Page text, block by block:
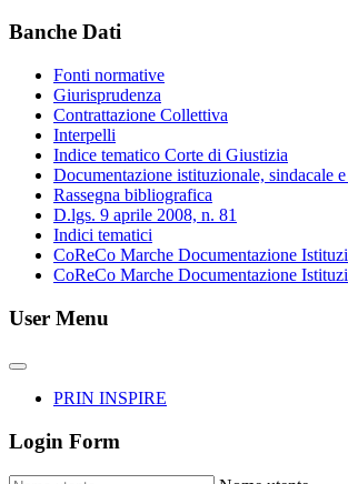
Banche Dati
Fonti normative
Giurisprudenza
Contrattazione Collettiva
Interpelli
Indice tematico Corte di Giustizia
Documentazione istituzionale, sindacale
Rassegna bibliografica
D.lgs. 9 aprile 2008, n. 81
Indici tematici
CoReCo Marche Documentazione
CoReCo Marche Documentazione
User Menu
PRIN INSPIRE
Login Form